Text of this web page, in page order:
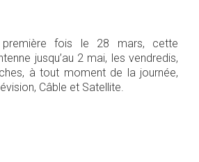
fois le 28 mars, cette
jusqu’au 2 mai, les vendredis,
à tout moment de la journée,
Câble et Satellite.